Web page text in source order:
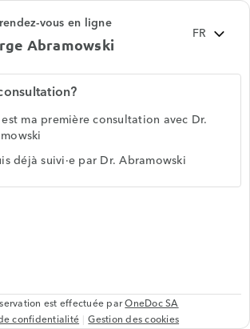
vous en ligne
Abramowski
ma première consultation avec Dr.
déjà suivi·e par Dr. Abramowski
est effectuée parOneDoc SA
confidentialité Gestion des cookies